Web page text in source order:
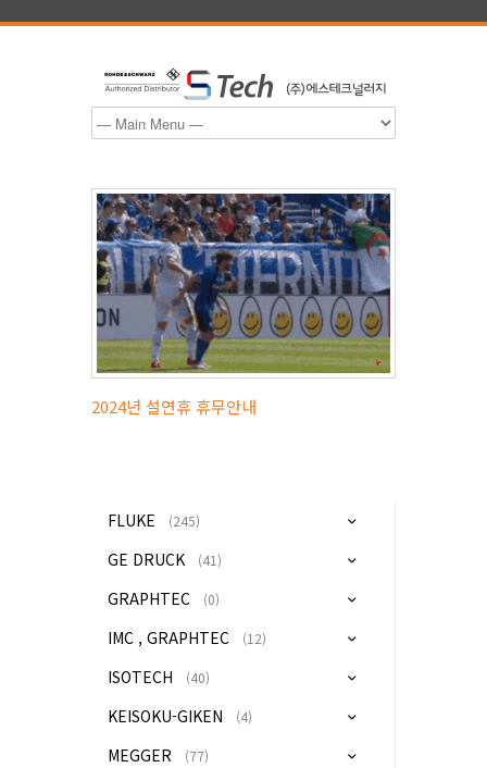
2024년 설연휴 휴무안내
FLUKE (245)
GE DRUCK (41)
GRAPHTEC (0)
IMC , GRAPHTEC (12)
ISOTECH (40)
KEISOKU-GIKEN (4)
MEGGER (77)